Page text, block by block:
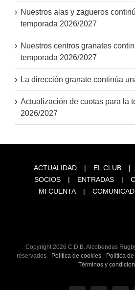
Nuestros alas y zagueros
temporada 2026/2027
Nuestros centros granates
temporada 2026/2027
La dirección granate continúa
Actualización de cuotas para la
2026/2027
ACTUALIDAD EL CLUB
SOCIOS
ENTRADAS
MI CUENTA
Copyright2026 C.D.B. Alcobendas
reservados - Política de cookies - Política
Términos y